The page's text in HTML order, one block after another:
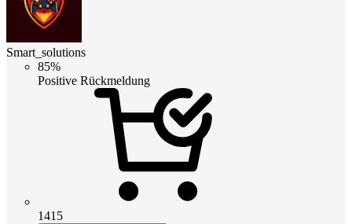
Smart_solutions
85%
Positive Rückmeldung
1415